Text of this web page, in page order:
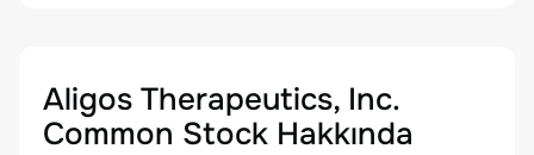
Aligos Therapeutics, Inc.
Common Stock Hakkında